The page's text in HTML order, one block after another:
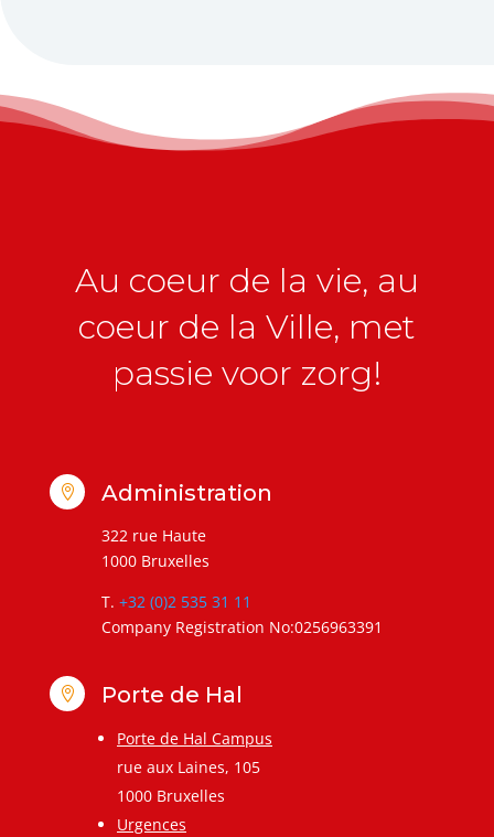
Au coeur de la vie, au
coeur de la Ville, met
passie voor zorg!
 Administration
322 rue Haute
1000 Bruxelles
T. +32 (0)2 535 31 11
Company Registration No:0256963391
 Porte de Hal
Porte de Hal Campus
rue aux Laines, 105
1000 Bruxelles
Urgences